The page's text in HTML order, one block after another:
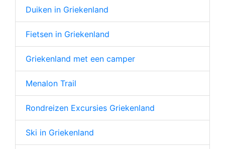
Duiken in Griekenland
Fietsen in Griekenland
Griekenland met een camper
Menalon Trail
Rondreizen Excursies Griekenland
Ski in Griekenland